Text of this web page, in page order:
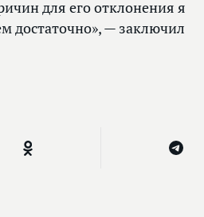
для его отклонения я
достаточно», — заключил